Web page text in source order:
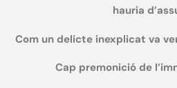
hauria
Com un delicte inexplicat va
Cap premonició de